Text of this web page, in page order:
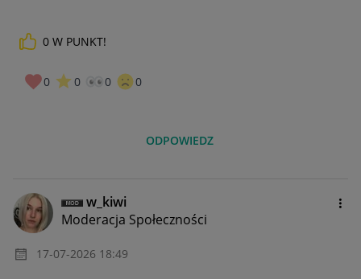
0 W PUNKT!
0 0 0 0
ODPOWIEDZ
w_kiwi
Moderacja Społeczności
‎17-07-2026 18:49